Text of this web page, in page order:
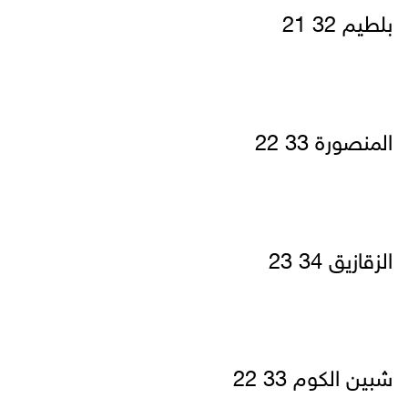
بلطيم 32 21
المنصورة 33 22
الزقازيق 34 23
شبين الكوم 33 22